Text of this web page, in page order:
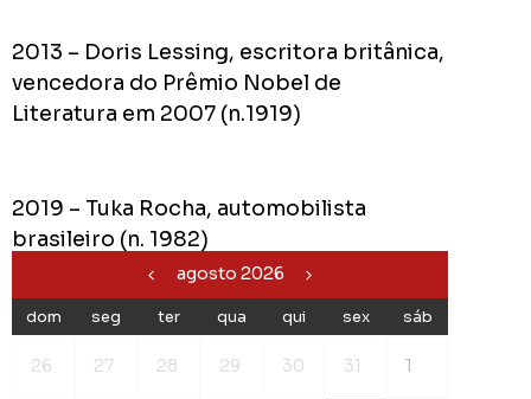
2013 – Doris Lessing, escritora britânica,
vencedora do Prêmio Nobel de
Literatura em 2007 (n.1919)
2019 – Tuka Rocha, automobilista
brasileiro (n. 1982)
agosto 2026
dom seg ter qua qui sex sáb
26 27 28 29 30 31 1